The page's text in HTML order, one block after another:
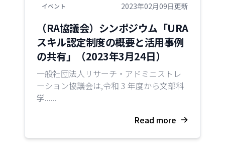
イベント 2023年02月09日更新
（RA協議会）シンポジウム「URA
スキル認定制度の概要と活用事例
の共有」（2023年3月24日）
一般社団法人リサーチ・アドミニストレ
ーション協議会は,令和 3 年度から文部科
学......
Read more